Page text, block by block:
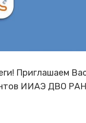
Приглашаем
ИИАЭ ДВО